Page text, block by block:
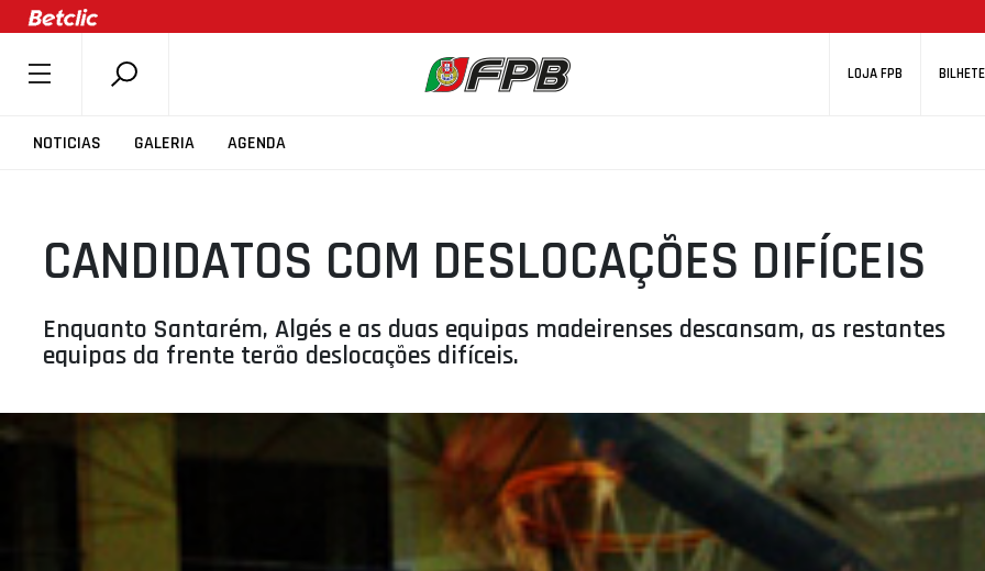
LOJA FPB
NOTICIAS GALERIA AGENDA
SOBRE A FPB
COMPETIÇÕES
ASSOCIAÇÕES
CLUBES
AGENTES
AGENDA
MINIBASQUETE
CANDIDATOS COM DESLOCAÇÕES DIFÍCEIS
Enquanto Santarém, Algés e as duas equipas madeirenses descansam, as restantes
equipas da frente terão deslocações difíceis.